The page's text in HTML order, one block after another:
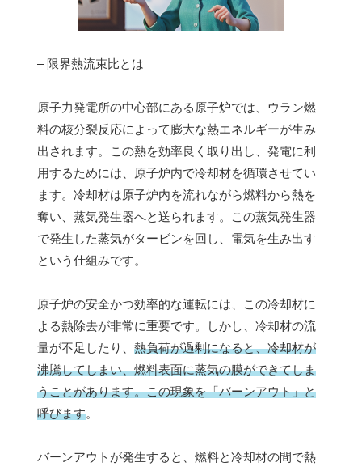
– 限界熱流束比とは
原子力発電所の中心部にある原子炉では、ウラン燃
料の核分裂反応によって膨大な熱エネルギーが生み
出されます。この熱を効率良く取り出し、発電に利
用するためには、原子炉内で冷却材を循環させてい
ます。冷却材は原子炉内を流れながら燃料から熱を
奪い、蒸気発生器へと送られます。この蒸気発生器
で発生した蒸気がタービンを回し、電気を生み出す
という仕組みです。
原子炉の安全かつ効率的な運転には、この冷却材に
よる熱除去が非常に重要です。しかし、冷却材の流
量が不足したり、 熱負荷が過剰になると、冷却材が
沸騰してしまい、燃料表面に蒸気の膜ができてしま
うことがあります。この現象を「バーンアウト」と
呼びます。
バーンアウトが発生すると、燃料と冷却材の間で熱